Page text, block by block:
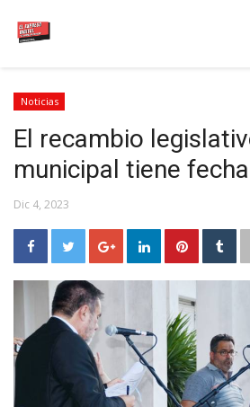
Noticias
El recambio
municipal tiene
Dic 4, 2023